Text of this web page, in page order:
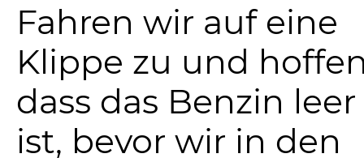
Fahren wir auf eine
Klippe zu und
dass das Benzin leer
ist, bevor wir in den